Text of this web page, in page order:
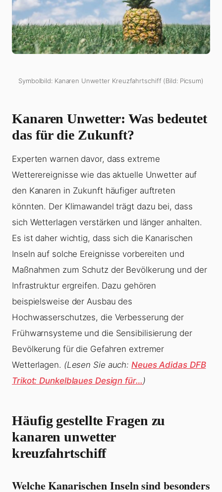
Symbolbild: Kanaren Unwetter Kreuzfahrtschiff (Bild: Picsum)
Kanaren Unwetter: Was bedeutet
das für die Zukunft?
Experten warnen davor, dass extreme
Wetterereignisse wie das aktuelle Unwetter auf
den Kanaren in Zukunft häufiger auftreten
könnten. Der Klimawandel trägt dazu bei, dass
sich Wetterlagen verstärken und länger anhalten.
Es ist daher wichtig, dass sich die Kanarischen
Inseln auf solche Ereignisse vorbereiten und
Maßnahmen zum Schutz der Bevölkerung und der
Infrastruktur ergreifen. Dazu gehören
beispielsweise der Ausbau des
Hochwasserschutzes, die Verbesserung der
Frühwarnsysteme und die Sensibilisierung der
Bevölkerung für die Gefahren extremer
Wetterlagen. (Lesen Sie auch:Neues Adidas DFB
Trikot: Dunkelblaues Design für…)
Häufig gestellte Fragen zu
kanaren unwetter
kreuzfahrtschiff
Welche Kanarischen Inseln sind besonders